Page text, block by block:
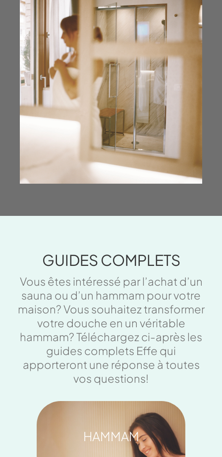
GUIDES COMPLETS
Vous êtes intéressé par l’achat d’un
sauna ou d’un hammam pour votre
maison? Vous souhaitez transformer
votre douche en un véritable
hammam? Téléchargez ci-après les
guides complets Effe qui
apporteront une réponse à toutes
vos questions!
HAMMAM